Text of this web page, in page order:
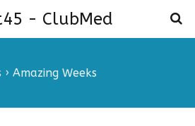
- ClubMed
› Amazing Weeks